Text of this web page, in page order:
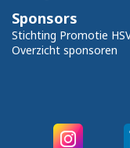
Sponsors
Stichting Promotie
Overzicht sponsoren